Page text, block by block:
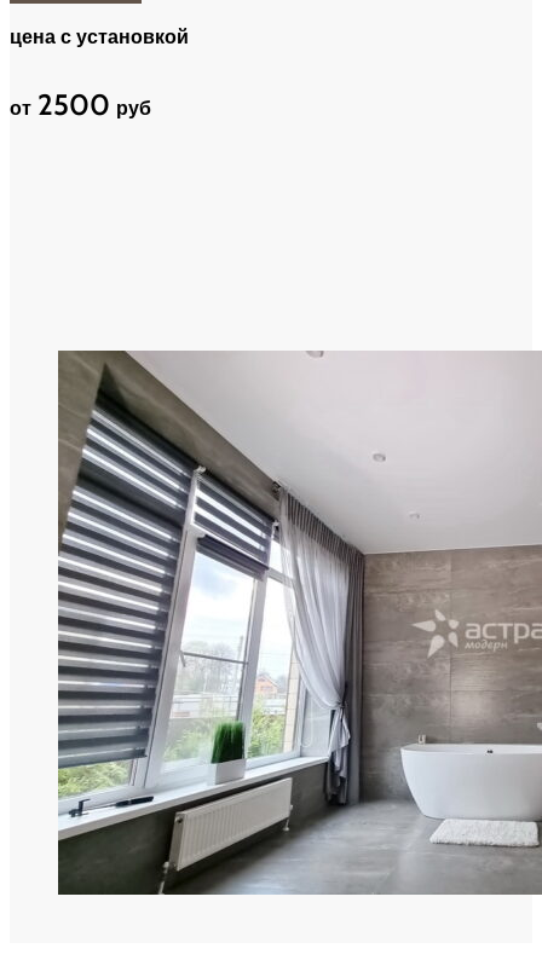
цена с установкой
от 2500 руб